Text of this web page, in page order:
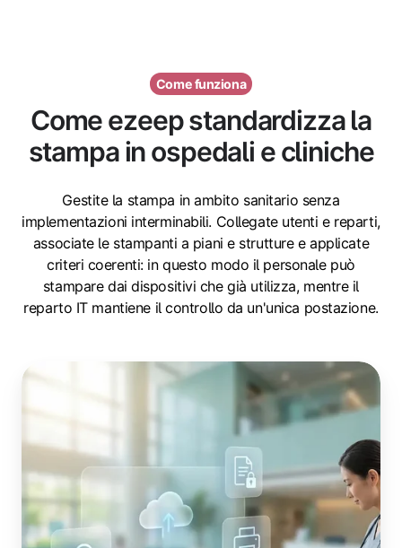
Come funziona
Come ezeep standardizza la
stampa in ospedali e cliniche
Gestite la stampa in ambito sanitario senza
implementazioni interminabili. Collegate utenti e reparti,
associate le stampanti a piani e strutture e applicate
criteri coerenti: in questo modo il personale può
stampare dai dispositivi che già utilizza, mentre il
reparto IT mantiene il controllo da un'unica postazione.